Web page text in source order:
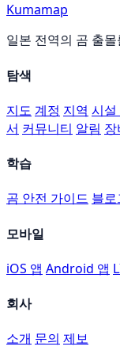
Kumamap
일본 전역의 곰 출
탐색
지도 계정 지역 시설
서 커뮤니티 알림 장
학습
곰 안전 가이드 블로
모바일
iOS 앱 Android 앱
회사
소개 문의 제보